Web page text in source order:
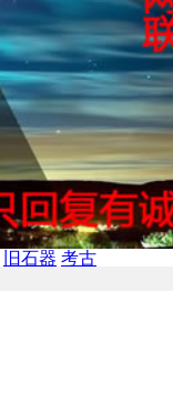
旧石器 考古